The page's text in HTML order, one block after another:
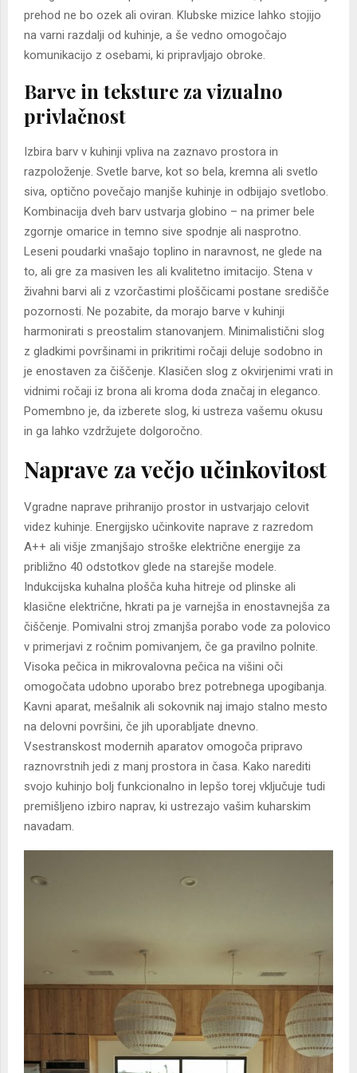
prehod ne bo ozek ali oviran. Klubske mizice lahko stojijo
na varni razdalji od kuhinje, a še vedno omogočajo
komunikacijo z osebami, ki pripravljajo obroke.
Barve in teksture za vizualno
privlačnost
Izbira barv v kuhinji vpliva na zaznavo prostora in
razpoloženje. Svetle barve, kot so bela, kremna ali svetlo
siva, optično povečajo manjše kuhinje in odbijajo svetlobo.
Kombinacija dveh barv ustvarja globino – na primer bele
zgornje omarice in temno sive spodnje ali nasprotno.
Leseni poudarki vnašajo toplino in naravnost, ne glede na
to, ali gre za masiven les ali kvalitetno imitacijo. Stena v
živahni barvi ali z vzorčastimi ploščicami postane središče
pozornosti. Ne pozabite, da morajo barve v kuhinji
harmonirati s preostalim stanovanjem. Minimalistični slog
z gladkimi površinami in prikritimi ročaji deluje sodobno in
je enostaven za čiščenje. Klasičen slog z okvirjenimi vrati in
vidnimi ročaji iz brona ali kroma doda značaj in eleganco.
Pomembno je, da izberete slog, ki ustreza vašemu okusu
in ga lahko vzdržujete dolgoročno.
Naprave za večjo učinkovitost
Vgradne naprave prihranijo prostor in ustvarjajo celovit
videz kuhinje. Energijsko učinkovite naprave z razredom
A++ ali višje zmanjšajo stroške električne energije za
približno 40 odstotkov glede na starejše modele.
Indukcijska kuhalna plošča kuha hitreje od plinske ali
klasične električne, hkrati pa je varnejša in enostavnejša za
čiščenje. Pomivalni stroj zmanjša porabo vode za polovico
v primerjavi z ročnim pomivanjem, če ga pravilno polnite.
Visoka pečica in mikrovalovna pečica na višini oči
omogočata udobno uporabo brez potrebnega upogibanja.
Kavni aparat, mešalnik ali sokovnik naj imajo stalno mesto
na delovni površini, če jih uporabljate dnevno.
Vsestranskost modernih aparatov omogoča pripravo
raznovrstnih jedi z manj prostora in časa. Kako narediti
svojo kuhinjo bolj funkcionalno in lepšo torej vključuje tudi
premišljeno izbiro naprav, ki ustrezajo vašim kuharskim
navadam.